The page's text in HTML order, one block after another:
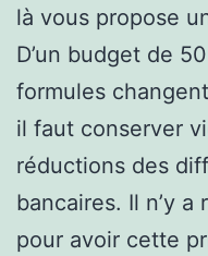
là vous propose
D’un budget de
formules
il faut conserver
réductions des
bancaires. Il n’y
pour avoir cette